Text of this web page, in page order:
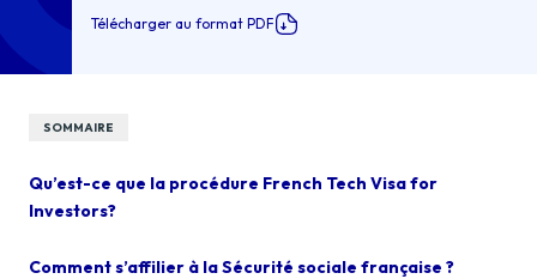
Télécharger au format PDF
SOMMAIRE
Qu’est-ce que la procédure French Tech Visa for
Investors?
Comment s’affilier à la Sécurité sociale française ?